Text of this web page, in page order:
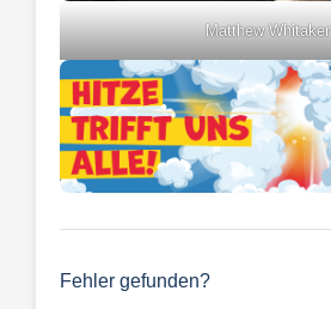
Matthew Whitaker
Fehler gefunden?